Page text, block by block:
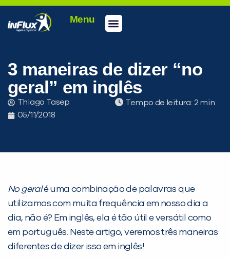
Menu
3 maneiras de dizer “no
geral” em inglês
Thiago Tasep
05/11/2018
Tempo de leitura:
No geralé uma combinação de palavras que
utilizamos com muita frequência em nosso dia a
dia, não é? Em inglês, ela é tão útil e versátil como
em português. Neste artigo, veremos três maneiras
diferentes de dizer isso em inglês!
PEÇA UMA DEMONSTRAÇÃO DE MÉTODO